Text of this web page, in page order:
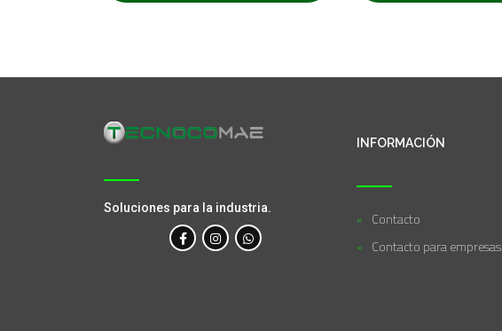
Soluciones para la industria.
INFORMACIÓN
Contacto
Contacto para empresas